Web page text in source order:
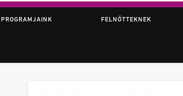
FELNŐTTEKNEK